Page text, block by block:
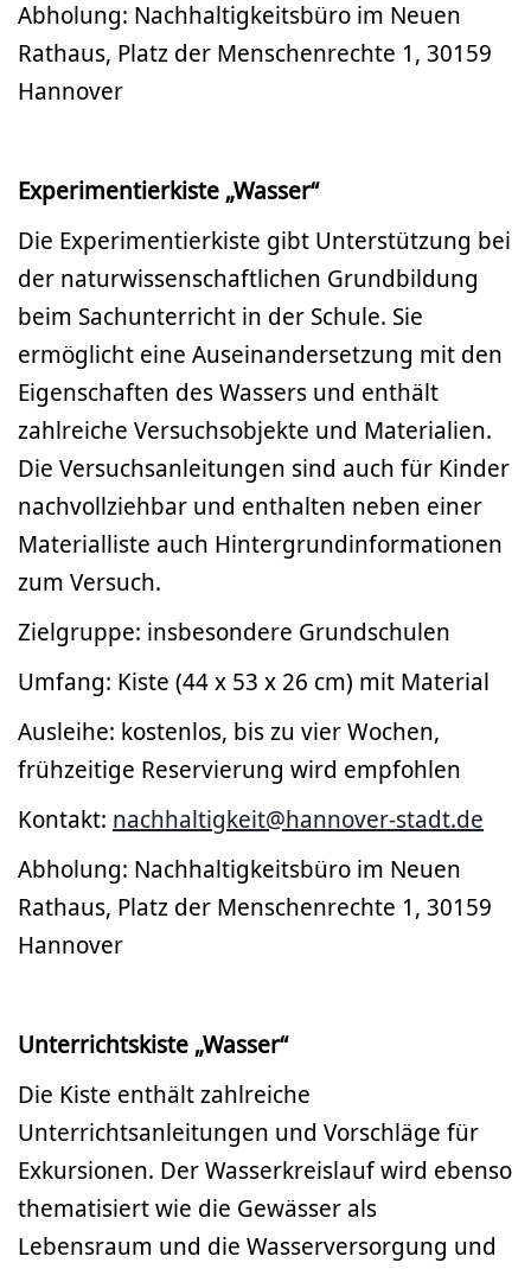
Abholung: Nachhaltigkeitsbüro im Neuen
Rathaus, Platz der Menschenrechte 1, 30159
Hannover
Experimentierkiste „Wasser“
Die Experimentierkiste gibt Unterstützung bei
der naturwissenschaftlichen Grundbildung
beim Sachunterricht in der Schule. Sie
ermöglicht eine Auseinandersetzung mit den
Eigenschaften des Wassers und enthält
zahlreiche Versuchsobjekte und Materialien.
Die Versuchsanleitungen sind auch für Kinder
nachvollziehbar und enthalten neben einer
Materialliste auch Hintergrundinformationen
zum Versuch.
Zielgruppe: insbesondere Grundschulen
Umfang: Kiste (44 x 53 x 26 cm) mit Material
Ausleihe: kostenlos, bis zu vier Wochen,
frühzeitige Reservierung wird empfohlen
Kontakt: nachhaltigkeit@hannover-stadt.de
Abholung: Nachhaltigkeitsbüro im Neuen
Rathaus, Platz der Menschenrechte 1, 30159
Hannover
Unterrichtskiste „Wasser“
Die Kiste enthält zahlreiche
Unterrichtsanleitungen und Vorschläge für
Exkursionen. Der Wasserkreislauf wird ebenso
thematisiert wie die Gewässer als
Lebensraum und die Wasserversorgung und